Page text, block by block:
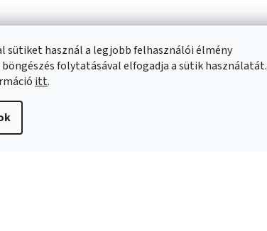
sütiket használ a legjobb felhasználói élmény
böngészés folytatásával elfogadja a sütik használatát.
itt.
vásárlásról